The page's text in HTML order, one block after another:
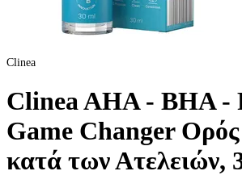
Clinea
Clinea AHA - BHA -
Game Changer
κατά των Ατελειών,